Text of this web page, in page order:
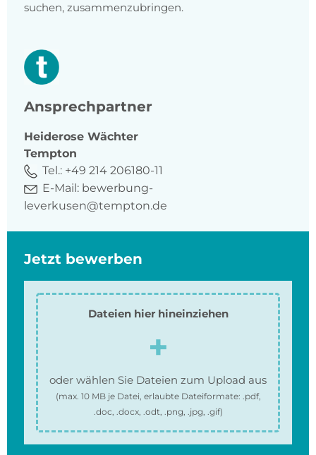
suchen, zusammenzubringen.
Ansprechpartner
Heiderose Wächter
Tempton
Tel.: +49 214 206180-11
E-Mail: bewerbung-
leverkusen@tempton.de
Jetzt bewerben
Dateien hier hineinziehen
oder wählen Sie Dateien zum Upload aus
(max. 10 MBje Datei, erlaubte Dateiformate: .pdf,
.doc, .docx, .odt, .png, .jpg, .gif)